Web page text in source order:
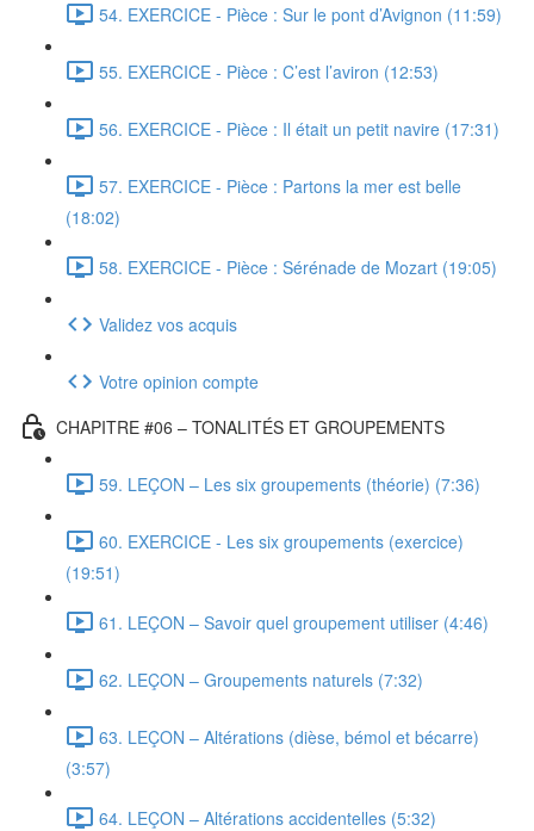
54. EXERCICE - Pièce : Sur le pont d’Avignon (11:59)
55. EXERCICE - Pièce : C’est l’aviron (12:53)
56. EXERCICE - Pièce : Il était un petit navire (17:31)
57. EXERCICE - Pièce : Partons la mer est belle
(18:02)
58. EXERCICE - Pièce : Sérénade de Mozart (19:05)
Validez vos acquis
Votre opinion compte
CHAPITRE #06 – TONALITÉS ET GROUPEMENTS
59. LEÇON – Les six groupements (théorie) (7:36)
60. EXERCICE - Les six groupements (exercice)
(19:51)
61. LEÇON – Savoir quel groupement utiliser (4:46)
62. LEÇON – Groupements naturels (7:32)
63. LEÇON – Altérations (dièse, bémol et bécarre)
(3:57)
64. LEÇON – Altérations accidentelles (5:32)